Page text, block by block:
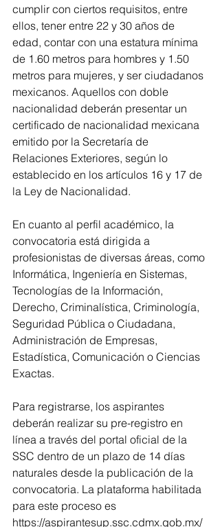
cumplir con ciertos requisitos, entre
ellos, tener entre 22 y 30 años de
edad, contar con una estatura mínima
de 1.60 metros para hombres y 1.50
metros para mujeres, y ser ciudadanos
mexicanos. Aquellos con doble
nacionalidad deberán presentar un
certificado de nacionalidad mexicana
emitido por la Secretaría de
Relaciones Exteriores, según lo
establecido en los artículos 16 y 17 de
la Ley de Nacionalidad.
En cuanto al perfil académico, la
convocatoria está dirigida a
profesionistas de diversas áreas, como
Informática, Ingeniería en Sistemas,
Tecnologías de la Información,
Derecho, Criminalística, Criminología,
Seguridad Pública o Ciudadana,
Administración de Empresas,
Estadística, Comunicación o Ciencias
Exactas.
Para registrarse, los aspirantes
deberán realizar su pre-registro en
línea a través del portal oficial de la
SSC dentro de un plazo de 14 días
naturales desde la publicación de la
convocatoria. La plataforma habilitada
para este proceso es
https://aspirantesup.ssc.cdmx.gob.mx/